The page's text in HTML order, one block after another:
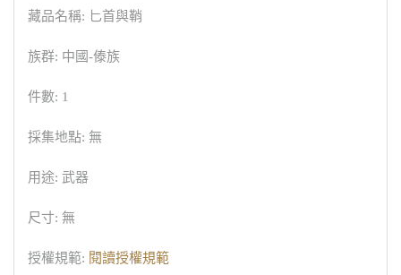
藏品名稱: 匕首與鞘
族群: 中國-傣族
件數: 1
採集地點: 無
用途: 武器
尺寸: 無
授權規範: 閱讀授權規範